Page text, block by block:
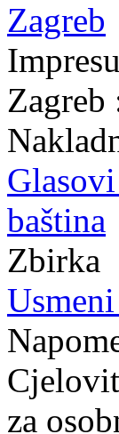
Zagreb
Zagreb
baština
Zbirka
za